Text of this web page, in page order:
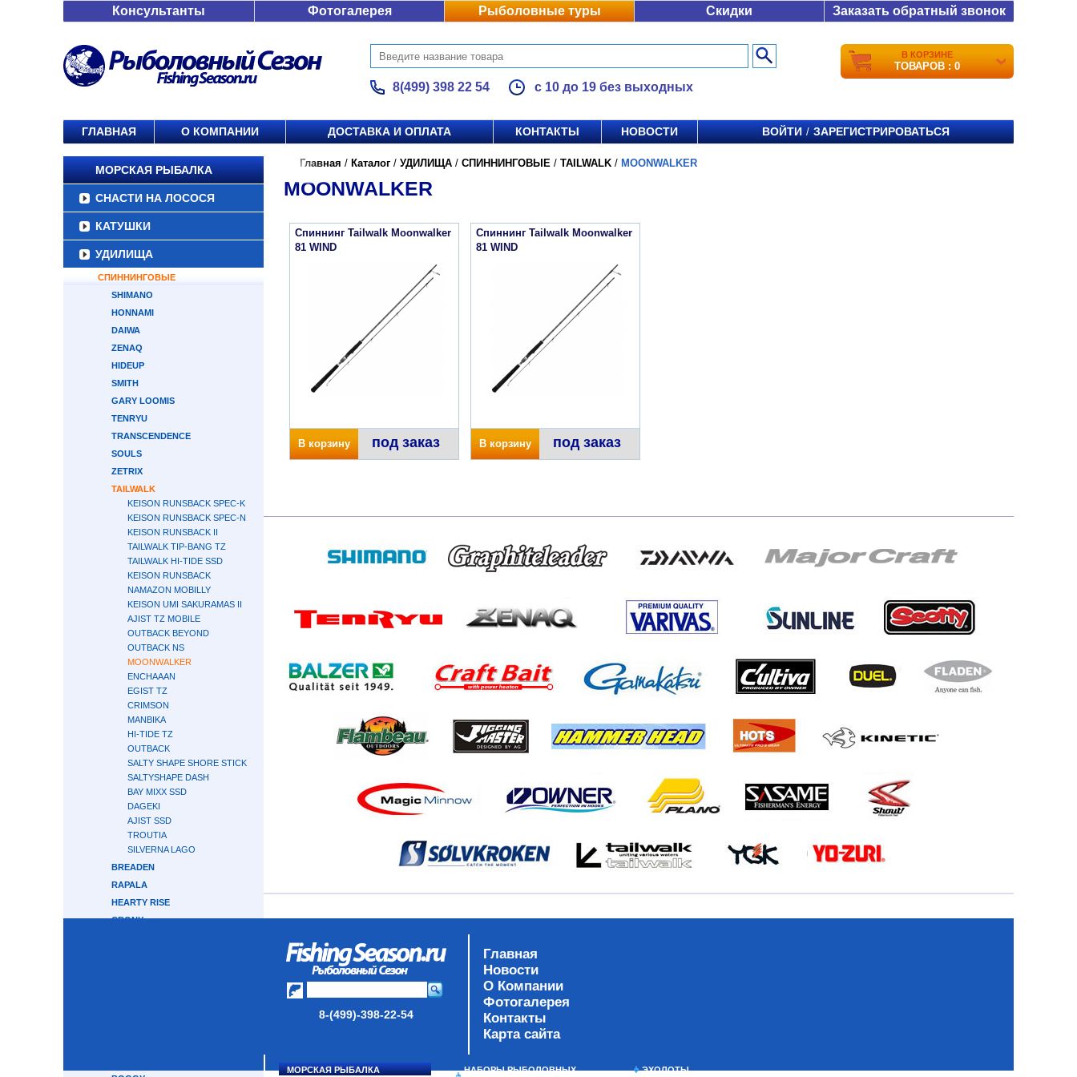
Консультанты Фотогалерея Рыболовные туры Скидки Заказать обратный звонок
8(499) 398 22 54 с 10 до 19 без выходных
В КОРЗИНЕ
ТОВАРОВ : 0
ГЛАВНАЯ О КОМПАНИИ ДОСТАВКА И ОПЛАТА КОНТАКТЫ НОВОСТИ ВОЙТИ / ЗАРЕГИСТРИРОВАТЬСЯ
МОРСКАЯ РЫБАЛКА
СНАСТИ НА ЛОСОСЯ
КАТУШКИ
УДИЛИЩА
СПИННИНГОВЫЕ
SHIMANO
HONNAMI
DAIWA
ZENAQ
HIDEUP
SMITH
GARY LOOMIS
TENRYU
TRANSCENDENCE
SOULS
ZETRIX
TAILWALK
KEISON RUNSBACK SPEC-K
KEISON RUNSBACK SPEC-N
KEISON RUNSBACK II
TAILWALK TIP-BANG TZ
TAILWALK HI-TIDE SSD
KEISON RUNSBACK
NAMAZON MOBILLY
KEISON UMI SAKURAMAS II
AJIST TZ MOBILE
OUTBACK BEYOND
OUTBACK NS
MOONWALKER
ENCHAAAN
EGIST TZ
CRIMSON
MANBIKA
HI-TIDE TZ
OUTBACK
SALTY SHAPE SHORE STICK
SALTYSHAPE DASH
BAY MIXX SSD
DAGEKI
AJIST SSD
TROUTIA
SILVERNA LAGO
BREADEN
RAPALA
HEARTY RISE
CRONY
Главная / Каталог / УДИЛИЩА / СПИННИНГОВЫЕ / TAILWALK / MOONWALKER
MOONWALKER
Спиннинг Tailwalk Moonwalker
81 WIND
В корзину под заказ
Спиннинг Tailwalk Moonwalker
81 WIND
В корзину под заказ
8-(499)-398-22-54
Главная
Новости
О Компании
Фотогалерея
Контакты
Карта сайта
МОРСКАЯ РЫБАЛКА
НАБОРЫ РЫБОЛОВНЫХ
ЭХОЛОТЫ